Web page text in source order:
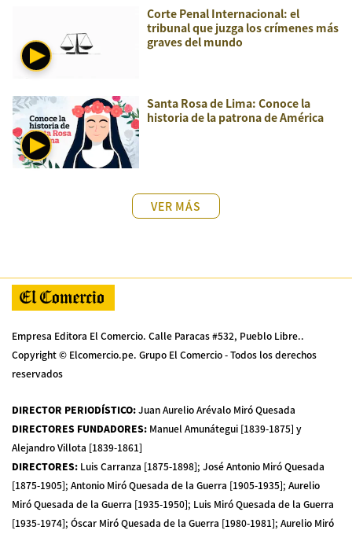
Corte Penal Internacional: el
tribunal que juzga los crímenes más
graves del mundo
Santa Rosa de Lima: Conoce la
historia de la patrona de América
VER MÁS
Empresa Editora El Comercio. Calle Paracas #532, Pueblo Libre..
Copyright © Elcomercio.pe. Grupo El Comercio - Todos los derechos
reservados
DIRECTOR PERIODÍSTICO:Juan Aurelio Arévalo Miró Quesada
DIRECTORES FUNDADORES: Manuel Amunátegui [1839-1875] y
Alejandro Villota [1839-1861]
DIRECTORES: Luis Carranza [1875-1898]; José Antonio Miró Quesada
[1875-1905]; Antonio Miró Quesada de la Guerra [1905-1935]; Aurelio
Miró Quesada de la Guerra [1935-1950]; Luis Miró Quesada de la Guerra
[1935-1974]; Óscar Miró Quesada de la Guerra [1980-1981]; Aurelio Miró